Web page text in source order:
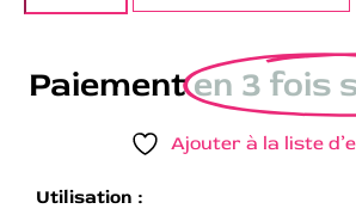
Paiementen 3 fois
Ajouter à la liste
Utilisation :